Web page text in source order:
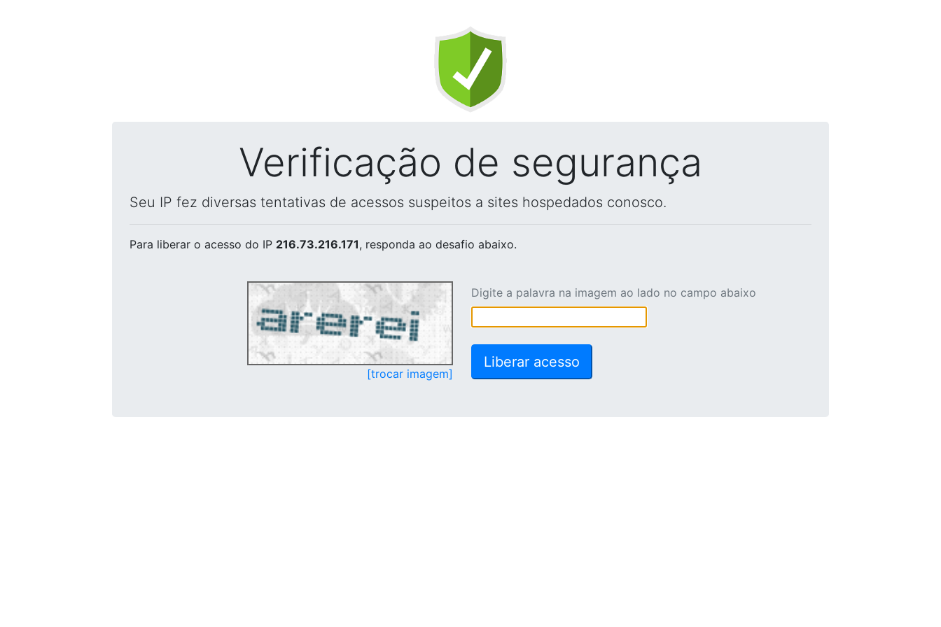
Verificação de segurança
Seu IP fez diversas tentativas de acessos suspeitos a sites hospedados conosco.
Para liberar o acesso do IP 216.73.216.171, responda ao desafio abaixo.
[trocar imagem]
Digite a palavra na imagem ao lado no campo abaixo